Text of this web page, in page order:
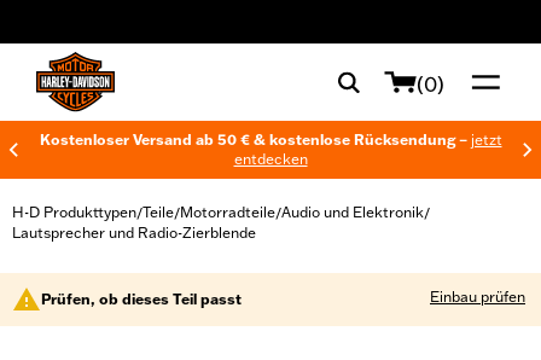
(0)
Kostenloser Versand ab 50 € & kostenlose Rücksendung – jetzt
entdecken
H-D Produkttypen/Teile/Motorradteile/Audio und Elektronik/
Lautsprecher und Radio-Zierblende
Prüfen, ob dieses Teil passt Einbau prüfen